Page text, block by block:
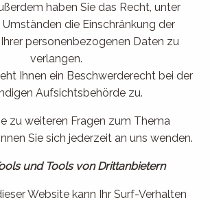
haben Sie das Recht, unter
die Einschränkung der
personenbezogenen Daten zu
verlangen.
Ihnen ein Beschwerderecht bei der
Aufsichtsbehörde zu.
zu weiteren Fragen zum Thema
Sie sich jederzeit an uns wenden.
und Tools von Drittanbietern
Website kann Ihr Surf-Verhalten